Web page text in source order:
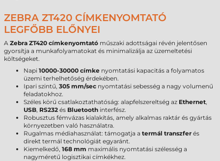
ZEBRA ZT420 CÍMKENYOMTATÓ
LEGFŐBB ELŐNYEI
A Zebra ZT420 címkenyomtató műszaki adottságai révén jelentősen
gyorsítja a munkafolyamatokat és minimalizálja az üzemeltetési
költségeket.
Napi 10000-30000 címke nyomtatási kapacitás a folyamatos
üzemi terhelhetőség érdekében.
Ipari szintű, 305 mm/sec nyomtatási sebesség a nagy volumenű
feladatokhoz.
Széles körű csatlakoztathatóság: alapfelszereltség az Ethernet,
USB, RS232 és Bluetooth interfész.
Robusztus fémvázas kialakítás, amely alkalmas raktár és gyártás
környezetben való használatra.
Rugalmas médiahasználat: támogatja a termál transzfer és
direkt termál technológiát egyaránt.
Kiemelkedő, 168 mm maximális nyomtatási szélesség a
nagyméretű logisztikai címkékhez.